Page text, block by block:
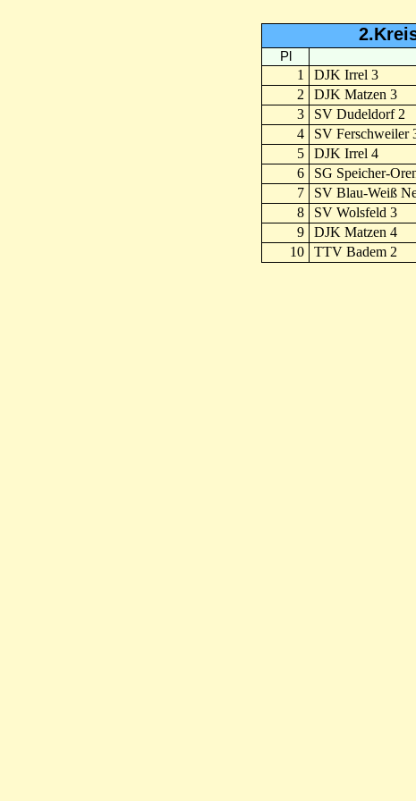
Pl
1 DJK Irrel 3
2
DJK Matzen 3
3
SV Dudeldorf 2
4
SV Ferschweiler
5
DJK Irrel 4
6
SG Speicher-
7
SV Blau-Weiß
8
SV Wolsfeld 3
9
DJK Matzen 4
10
TTV Badem 2